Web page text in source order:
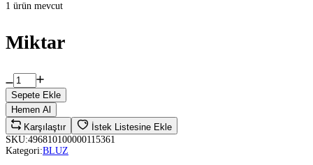
1 ürün mevcut
Miktar
Sepete Ekle
Hemen Al
Karşılaştır
İstek Listesine Ekle
SKU:496810100000115361
Kategori:BLUZ